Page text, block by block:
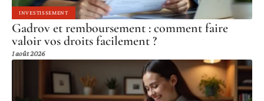
INVESTISSEMENT
Gadrov et remboursement : comment faire
valoir vos droits facilement ?
1 août 2026